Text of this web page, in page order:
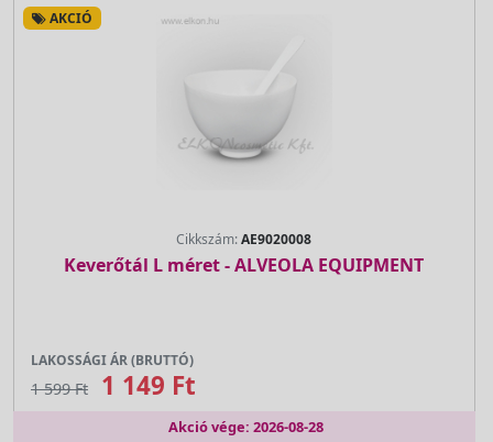
AKCIÓ
Cikkszám:AE9020008
Keverőtál L méret - ALVEOLA EQUIPMENT
LAKOSSÁGI ÁR (BRUTTÓ)
1 599 Ft 1 149 Ft
Akció vége: 2026-08-28